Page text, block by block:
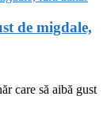
de migdale,
care să aibă gust